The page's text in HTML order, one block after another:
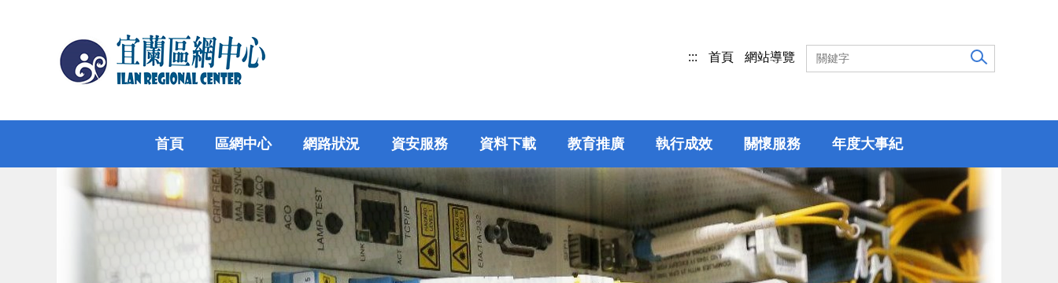
::: 首頁 網站導覽
首頁 區網中心 網路狀況 資安服務 資料下載 教育推廣 執行成效 關懷服務 年度大事紀